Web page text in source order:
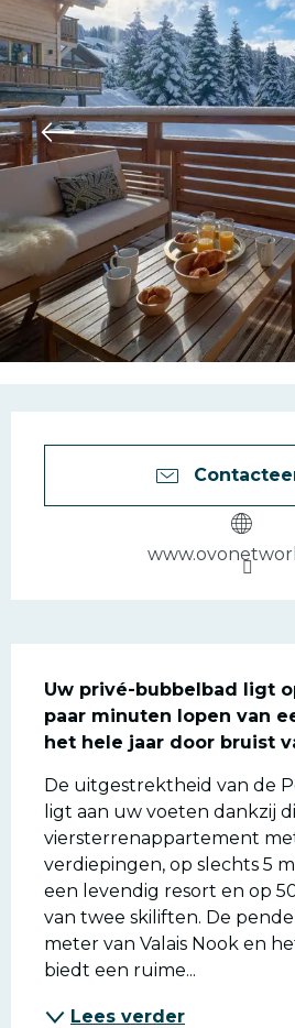
Beschrijving
Uw privé-bubbelbad ligt
paar minuten lopen van
het hele jaar door bruist
De uitgestrektheid van de
ligt aan uw voeten dankzij
viersterrenappartement
verdiepingen, op slechts 5
een levendig resort en op
van twee skiliften. De
meter van Valais Nook en
biedt een ruime...
Lees verder